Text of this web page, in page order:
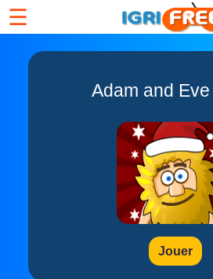
☰
Adam and
Jouer